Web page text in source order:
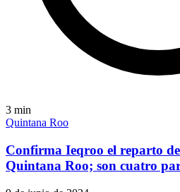
3 min
Quintana Roo
Confirma Ieqroo el reparto
Quintana Roo; son cuatro